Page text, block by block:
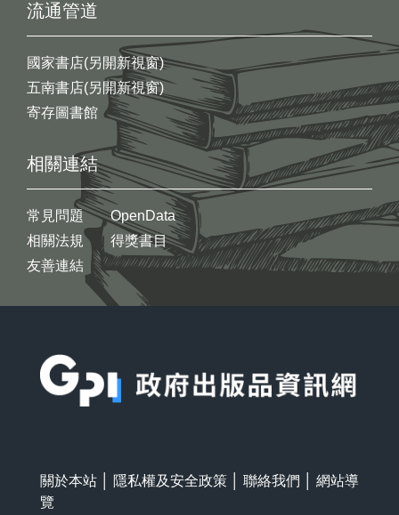
流通管道
國家書店(另開新視窗)
五南書店(另開新視窗)
寄存圖書館
相關連結
常見問題
相關法規
友善連結
OpenData
得獎書目
關於本站 隱私權及安全政策 聯絡我們
網站導
覽